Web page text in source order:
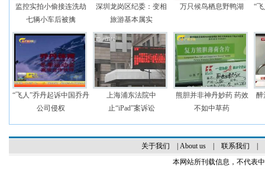
监控实拍小偷接连洗劫
七辆小车后被擒
深圳龙岗区纪委：变相
旅游基本属实
万只候鸟栖息野鸭湖 “
“飞人”乔丹起诉中国乔丹
公司侵权
上海浦东法院中
止“iPad”案诉讼
熊胆并非神丹妙药 药效
不如中草药
醉
关于我们 About us| 联系我们
本网站所刊载信息，不代表